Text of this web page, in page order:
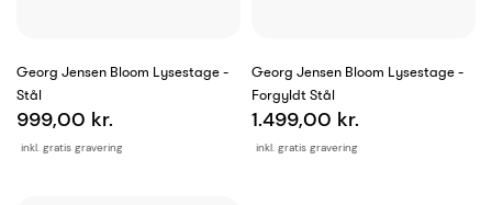
Georg Jensen Bloom Lysestage -
Stål
inkl. gratis gravering
999,00 kr.
Georg Jensen Bloom Lysestage -
Forgyldt Stål
inkl. gratis gravering
1.499,00 kr.